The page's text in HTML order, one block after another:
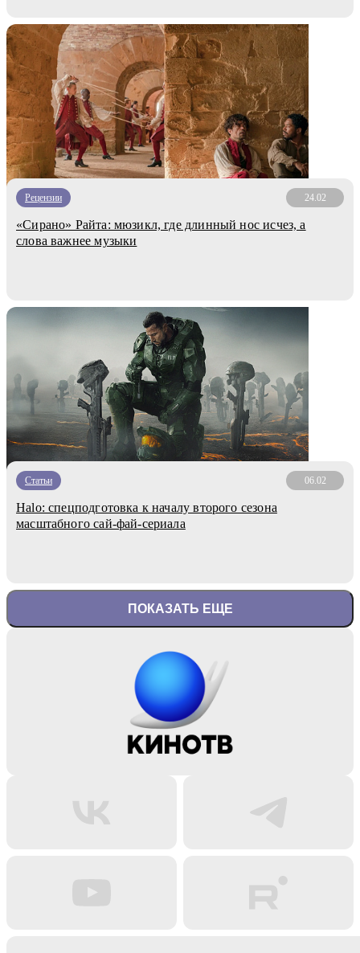
Рецензии 24.02
«Сирано» Райта: мюзикл, где длинный нос исчез, а
слова важнее музыки
Статьи 06.02
Halo: спецподготовка к началу второго сезона
масштабного сай-фай-сериала
ПОКАЗАТЬ ЕЩЕ